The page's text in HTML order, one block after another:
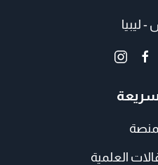
ليبيا
العلمية